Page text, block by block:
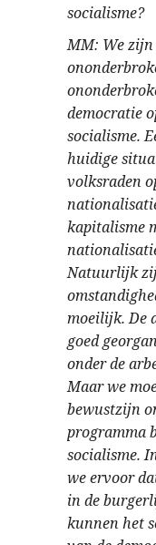
socialisme?
MM: We zijn
democratie
socialisme.
huidige
volksraden
kapitalisme
Natuurlijk
moeilijk. De
goed
onder de
Maar we
bewustzijn
programma
socialisme.
we ervoor
in de
kunnen het